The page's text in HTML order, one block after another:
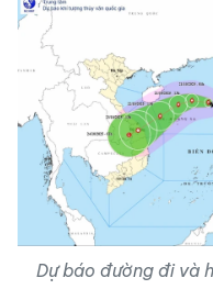
Dự báo đường đi và